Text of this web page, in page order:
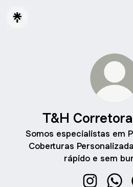
T&H
Somos especialistas em
Coberturas
rápido e sem